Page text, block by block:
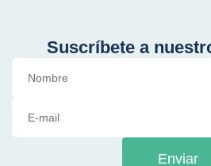
Suscríbete a
Enviar